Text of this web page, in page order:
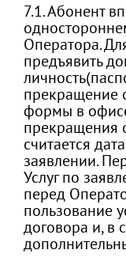
7.1. Абонент
Оператора.
предъявить
прекращение
формы в
прекращения
считается
заявлении.
Услуг по
перед
пользование
договора и, в